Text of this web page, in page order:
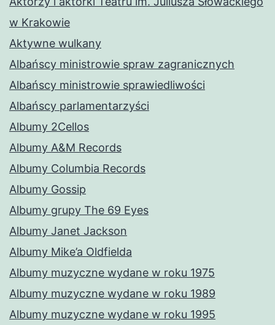
w Krakowie
Aktywne wulkany
Albańscy ministrowie spraw zagranicznych
Albańscy ministrowie sprawiedliwości
Albańscy parlamentarzyści
Albumy 2Cellos
Albumy A&M Records
Albumy Columbia Records
Albumy Gossip
Albumy grupy The 69 Eyes
Albumy Janet Jackson
Albumy Mike’a Oldfielda
Albumy muzyczne wydane w roku 1975
Albumy muzyczne wydane w roku 1989
Albumy muzyczne wydane w roku 1995